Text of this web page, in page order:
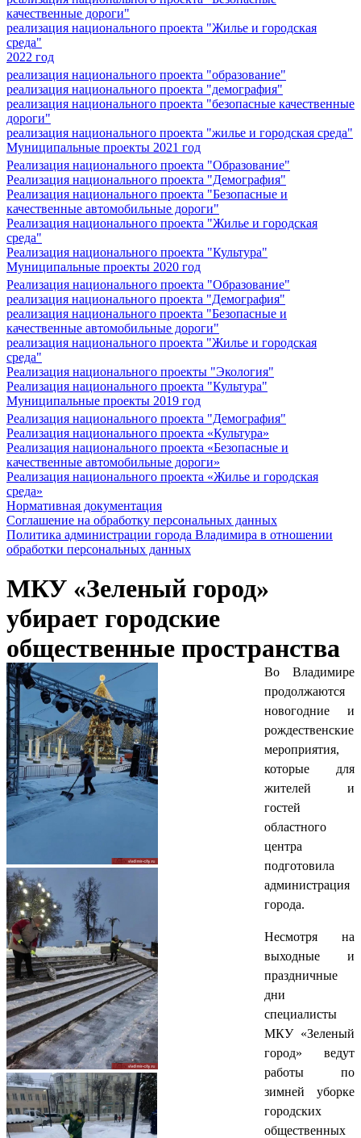
качественные дороги"
реализация национального проекта "Жилье и городская
среда"
2022 год
реализация национального проекта "образование"
реализация национального проекта "демография"
реализация национального проекта "безопасные качественные
дороги"
реализация национального проекта "жилье и городская среда"
Муниципальные проекты 2021 год
Реализация национального проекта "Образование"
Реализация национального проекта "Демография"
Реализация национального проекта "Безопасные и
качественные автомобильные дороги"
Реализация национального проекта "Жилье и городская
среда"
Реализация национального проекта "Культура"
Муниципальные проекты 2020 год
Реализация национального проекта "Образование"
реализация национального проекта "Демография"
реализация национального проекта "Безопасные и
качественные автомобильные дороги"
реализация национального проекта "Жилье и городская
среда"
Реализация национального проекты "Экология"
Реализация национального проекта "Культура"
Муниципальные проекты 2019 год
Реализация национального проекта "Демография"
Реализация национального проекта «Культура»
Реализация национального проекта «Безопасные и
качественные автомобильные дороги»
Реализация национального проекта «Жилье и городская
среда»
Нормативная документация
Соглашение на обработку персональных данных
Политика администрации города Владимира в отношении
обработки персональных данных
МКУ «Зеленый город»
убирает городские
общественные пространства
Во Владимире
продолжаются
новогодние и
рождественские
мероприятия,
которые для
жителей и
гостей
областного
центра
подготовила
администрация
города.
Несмотря на
выходные и
праздничные
дни
специалисты
МКУ «Зеленый
город» ведут
работы по
зимней уборке
городских
общественных